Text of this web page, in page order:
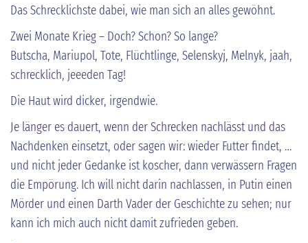
Das Schrecklichste dabei, wie man sich an alles gewöhnt.
Zwei Monate Krieg – Doch? Schon? So lange?
Butscha, Mariupol, Tote, Flüchtlinge, Selenskyj, Melnyk, jaah,
schrecklich, jeeeden Tag!
Die Haut wird dicker, irgendwie.
Je länger es dauert, wenn der Schrecken nachlässt und das
Nachdenken einsetzt, oder sagen wir: wieder Futter findet, …
und nicht jeder Gedanke ist koscher, dann verwässern Fragen
die Empörung. Ich will nicht darin nachlassen, in Putin einen
Mörder und einen Darth Vader der Geschichte zu sehen; nur
kann ich mich auch nicht damit zufrieden geben.